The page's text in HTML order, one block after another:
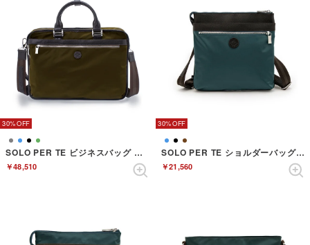
30%
SOLO PER TE ビジネスバッグ （KHAKI）
￥48,510
30%
SOLO PER TE ショルダーバッグ （SEABLUE）
￥21,560